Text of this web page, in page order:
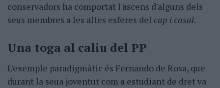
conservadors ha comportat l'ascens d'alguns dels
seus membres a les altes esferes del cap i casal.
Una toga al caliu del PP
L'exemple paradigmàtic és Fernando de Rosa, que
durant la seua joventut com a estudiant de dret va